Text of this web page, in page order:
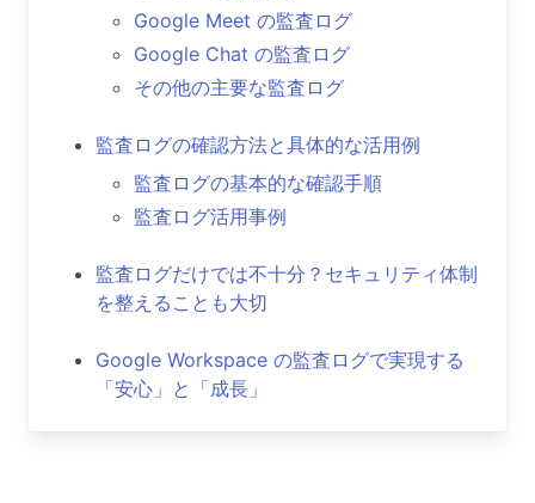
Google Meet の監査ログ
Google Chat の監査ログ
その他の主要な監査ログ
監査ログの確認方法と具体的な活用例
監査ログの基本的な確認手順
監査ログ活用事例
監査ログだけでは不十分？セキュリティ体制
を整えることも大切
Google Workspace の監査ログで実現する
「安心」と「成長」